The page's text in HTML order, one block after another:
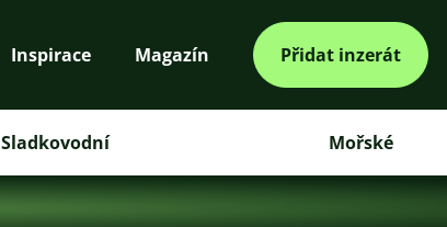
Inspirace Magazín Přidat inzerát
Sladkovodní Mořské